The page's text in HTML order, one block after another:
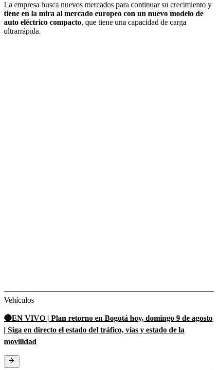
La empresa busca nuevos mercados para continuar su crecimiento y
tiene en la mira al mercado europeo con un nuevo modelo de
auto eléctrico compacto, que tiene una capacidad de carga
ultrarrápida.
Vehículos
🔴EN VIVO | Plan retorno en Bogotá hoy, domingo 9 de agosto
| Siga en directo el estado del tráfico, vías y estado de la
movilidad